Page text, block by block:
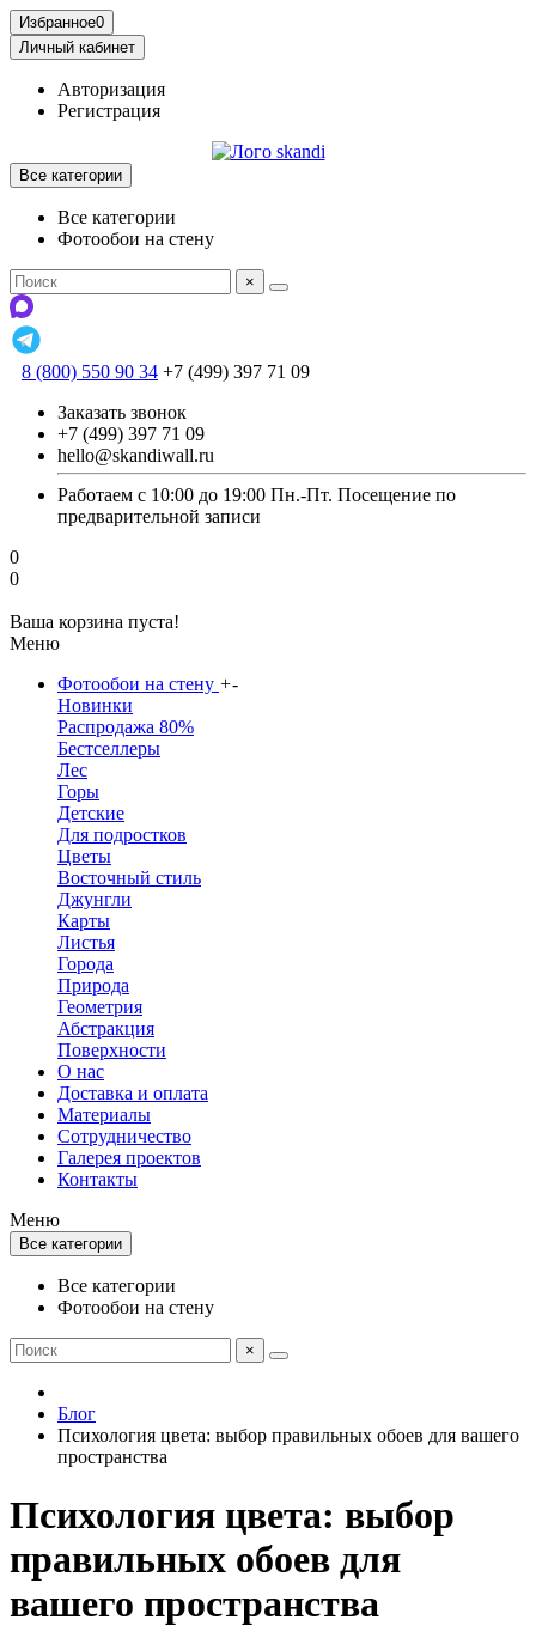
Избранное0
Личный кабинет
Авторизация
Регистрация
Все категории
Все категории
Фотообои на стену
×
8 (800) 550 90 34 +7 (499) 397 71 09
Заказать звонок
+7 (499) 397 71 09
hello@skandiwall.ru
Работаем с 10:00 до 19:00 Пн.-Пт. Посещение по
предварительной записи
0
0
Ваша корзина пуста!
Меню
Фотообои на стену +-
Новинки
Распродажа 80%
Бестселлеры
Лес
Горы
Детские
Для подростков
Цветы
Восточный стиль
Джунгли
Карты
Листья
Города
Природа
Геометрия
Абстракция
Поверхности
О нас
Доставка и оплата
Материалы
Сотрудничество
Галерея проектов
Контакты
Меню
Все категории
Все категории
Фотообои на стену
×
Блог
Психология цвета: выбор правильных обоев для вашего
пространства
Психология цвета: выбор
правильных обоев для
вашего пространства